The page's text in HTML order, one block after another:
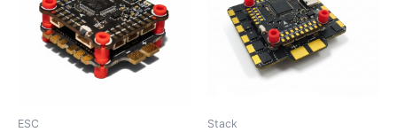
ESC Stack